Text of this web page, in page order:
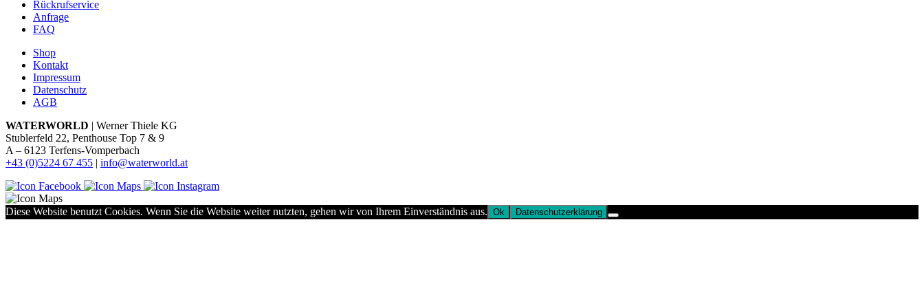
Rückrufservice
Anfrage
FAQ
Shop
Kontakt
Impressum
Datenschutz
AGB
WATERWORLD | Werner Thiele KG
Stublerfeld 22, Penthouse Top 7 & 9
A – 6123 Terfens-Vomperbach
+43 (0)5224 67 455 | info@waterworld.at
Diese Website benutzt Cookies. Wenn Sie die Website weiter nutzten, gehen wir von Ihrem Einverständnis aus. Ok Datenschutzerklärung